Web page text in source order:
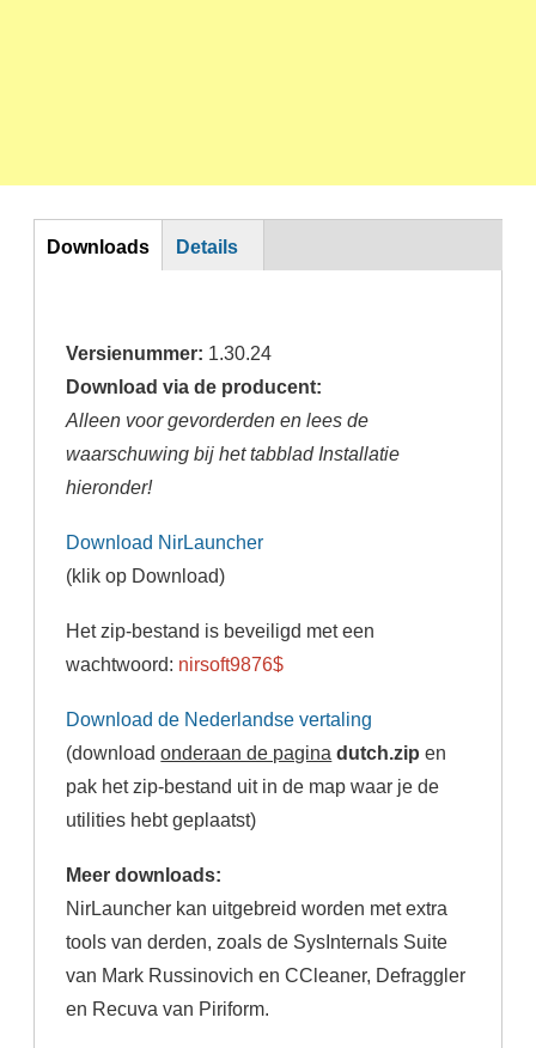
DL
Downloads Details
Versienummer: 1.30.24
Download via de producent:
Alleen voor gevorderden en lees de
waarschuwing bij het tabblad Installatie
hieronder!
Download NirLauncher
(klik op Download)
Het zip-bestand is beveiligd met een
wachtwoord: nirsoft9876$
Download de Nederlandse vertaling
(downloadonderaan de pagina dutch.zip en
pak het zip-bestand uit in de map waar je de
utilities hebt geplaatst)
Meer downloads:
NirLauncher kan uitgebreid worden met extra
tools van derden, zoals de SysInternals Suite
van Mark Russinovich en CCleaner, Defraggler
en Recuva van Piriform.